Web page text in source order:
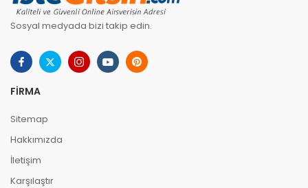
Sosyal medyada bizi takip edin.
FIRMA
Sitemap
Hakkımızda
İletişim
Karşılaştır